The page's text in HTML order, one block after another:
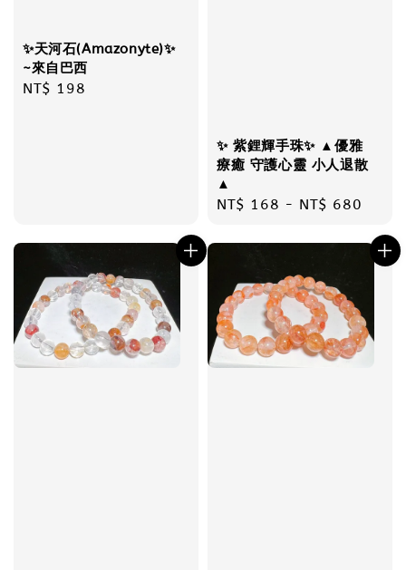
✨天河石(Amazonyte)✨
~來自巴西
Regular
NT$ 198
✨ 紫鋰輝手珠✨ ▲優雅
療癒 守護心靈 小人退散
▲
Regular
NT$ 168 - NT$ 680